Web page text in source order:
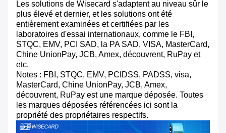
Les solutions de Wisecard s'adaptent au niveau sûr le
plus élevé et dernier, et les solutions ont été
entièrement examinées et certifiées par les
laboratoires d'essai internationaux, comme le FBI,
STQC, EMV, PCI SAD, la PA SAD, VISA, MasterCard,
Chine UnionPay, JCB, Amex, découvrent, RuPay et
etc.
Notes : FBI, STQC, EMV, PCIDSS, PADSS, visa,
MasterCard, Chine UnionPay, JCB, Amex,
découvrent, RuPay est une marque déposée. Toutes
les marques déposées référencées ici sont la
propriété des propriétaires respectifs.